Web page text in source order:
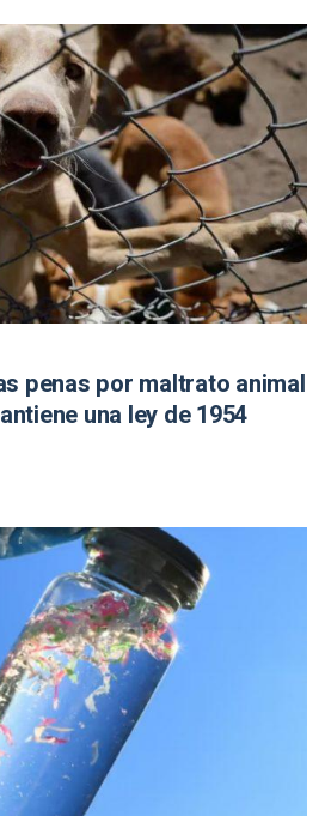
penas por maltrato animal
una ley de 1954